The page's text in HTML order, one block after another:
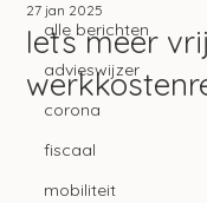
alle berichten
advieswijzer
corona
fiscaal
mobiliteit
Iets meer
27 jan 2025